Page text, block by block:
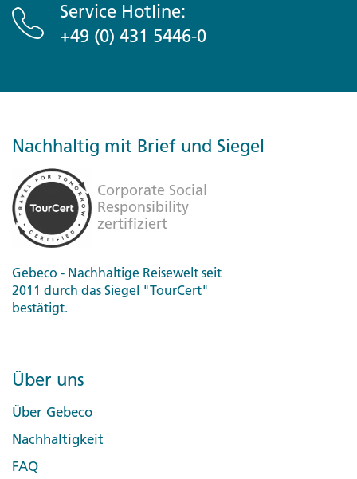
Service Hotline:
+49 (0) 431 5446-0
Nachhaltig mit Brief und Siegel
Gebeco - Nachhaltige Reisewelt seit
2011 durch das Siegel "TourCert"
bestätigt.
Über uns
Über Gebeco
Nachhaltigkeit
FAQ